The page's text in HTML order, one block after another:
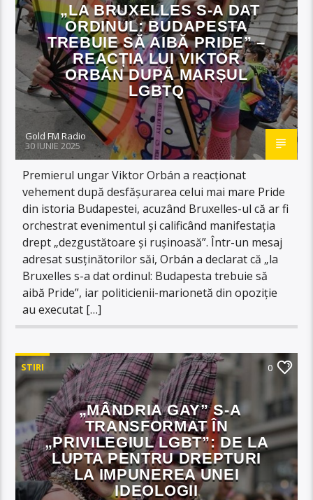
„LA BRUXELLES S-A DAT
ORDINUL: BUDAPESTA
TREBUIE SĂ AIBĂ PRIDE” –
REACȚIA LUI VIKTOR
ORBÁN DUPĂ MARȘUL
LGBTQ
Gold FM Radio
30 IUNIE 2025
Premierul ungar Viktor Orbán a reacționat
vehement după desfășurarea celui mai mare Pride
din istoria Budapestei, acuzând Bruxelles-ul că ar fi
orchestrat evenimentul și calificând manifestația
drept „dezgustătoare și rușinoasă”. Într-un mesaj
adresat susținătorilor săi, Orbán a declarat că „la
Bruxelles s-a dat ordinul: Budapesta trebuie să
aibă Pride”, iar politicienii-marionetă din opoziție
au executat […]
STIRI 0
„MÂNDRIA GAY” S-A
TRANSFORMAT ÎN
„PRIVILEGIUL LGBT”: DE LA
LUPTA PENTRU DREPTURI
LA IMPUNEREA UNEI
IDEOLOGII